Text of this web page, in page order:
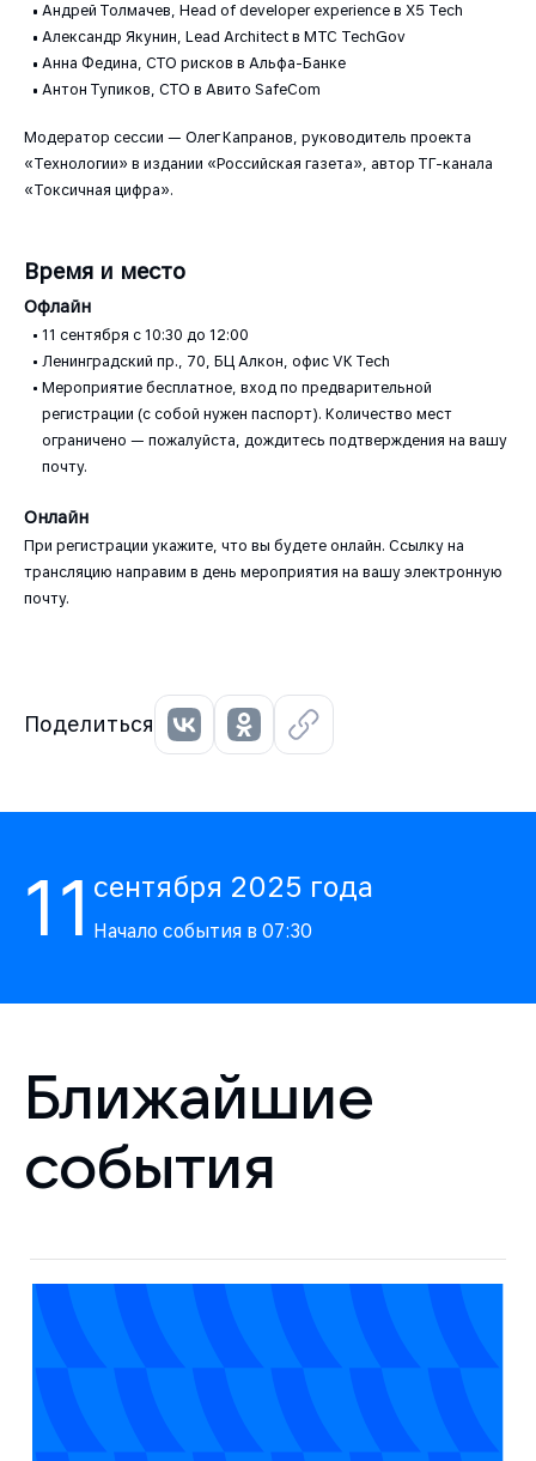
Андрей Толмачев, Head of developer experience в Х5 Tech
Александр Якунин, Lead Architect в МТС TechGov
Анна Федина, CTO рисков в Альфа-Банке
Антон Тупиков, CTO в Авито SafeCom
Модератор сессии — Олег Капранов, руководитель проекта
«Технологии» в издании «Российская газета», автор ТГ-канала
«Токсичная цифра».
Время и место
Офлайн
11 сентября с 10:30 до 12:00
Ленинградский пр., 70, БЦ Алкон, офис VK Tech
Мероприятие бесплатное, вход по предварительной
регистрации (с собой нужен паспорт). Количество мест
ограничено — пожалуйста, дождитесь подтверждения на вашу
почту.
Онлайн
При регистрации укажите, что вы будете онлайн. Ссылку на
трансляцию направим в день мероприятия на вашу электронную
почту.
Поделиться
11 сентября 2025 года
Начало события в 07:30
Ближайшие
события